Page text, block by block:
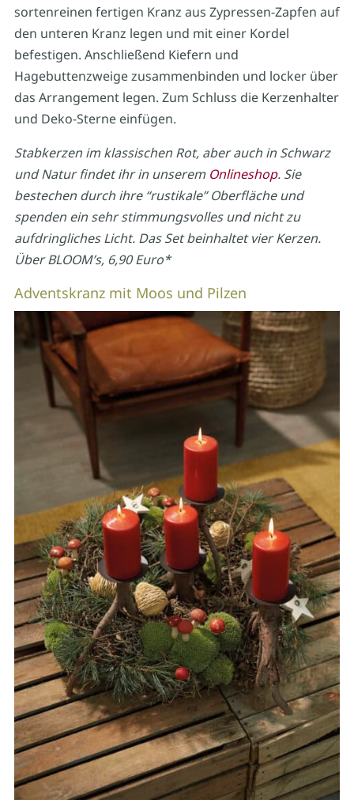
sortenreinen fertigen Kranz aus Zypressen-Zapfen auf
den unteren Kranz legen und mit einer Kordel
befestigen. Anschließend Kiefern und
Hagebuttenzweige zusammenbinden und locker über
das Arrangement legen. Zum Schluss die Kerzenhalter
und Deko-Sterne einfügen.
Stabkerzen im klassischen Rot, aber auch in Schwarz
und Naturfindet ihr in unserem Onlineshop. Sie
bestechen durch ihre “rustikale”Oberfläche und
spenden ein sehr stimmungsvolles und nicht zu
aufdringliches Licht. Das Set beinhaltet vier Kerzen.
Über BLOOM’s, 6,90 Euro*
Adventskranz mit Moos und Pilzen